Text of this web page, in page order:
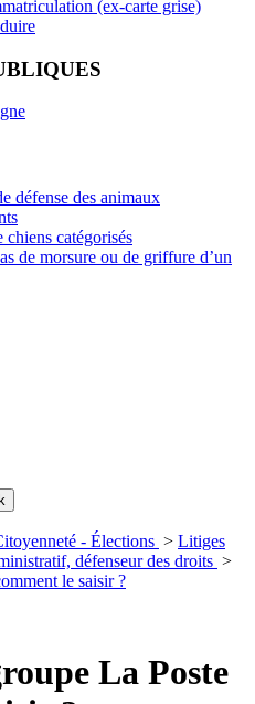
(ex-carte grise)
défense des animaux
catégorisés
de morsure ou de griffure d’un
- Élections > Litiges
défenseur des droits >
le saisir ?
La Poste